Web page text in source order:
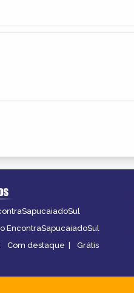
EncontraSapucaiadoSul
Com destaque | Grátis